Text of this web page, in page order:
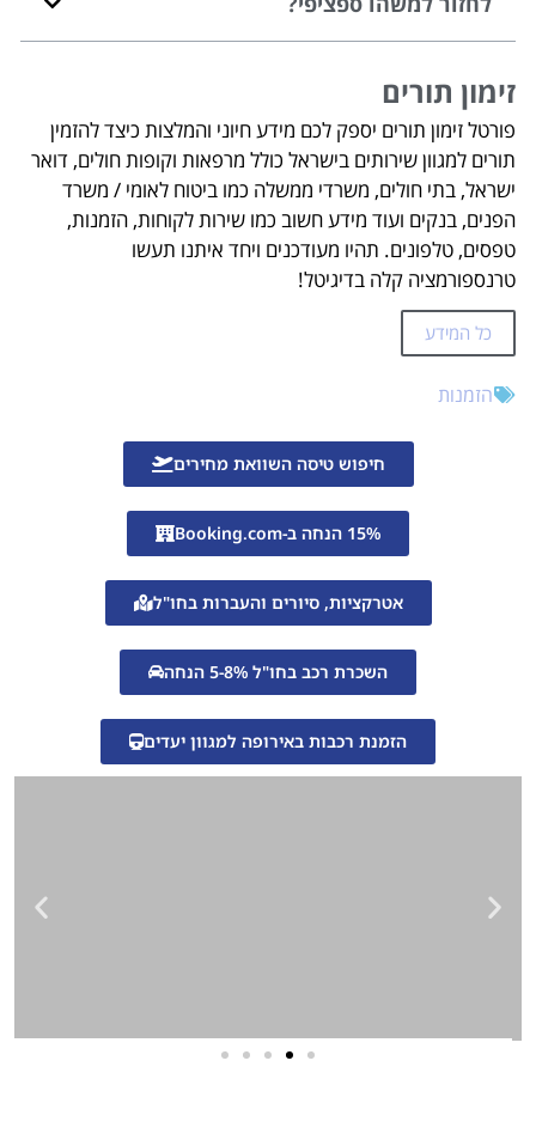
זימון תורים
פורטל זימון תורים יספק לכם מידע חיוני והמלצות כיצד להזמין
תורים למגוון שירותים בישראל כולל מרפאות וקופות חולים, דואר
ישראל, בתי חולים, משרדי ממשלה כמו ביטוח לאומי / משרד
הפנים, בנקים ועוד מידע חשוב כמו שירות לקוחות, הזמנות,
טפסים, טלפונים. תהיו מעודכנים ויחד איתנו תעשו
טרנספורמציה קלה בדיגיטל!
כל המידע
הזמנות
חיפוש טיסה השוואת מחירים
15% הנחה ב-Booking.com
אטרקציות, סיורים והעברות בחו"ל
השכרת רכב בחו"ל 5-8% הנחה
הזמנת רכבות באירופה למגוון יעדים